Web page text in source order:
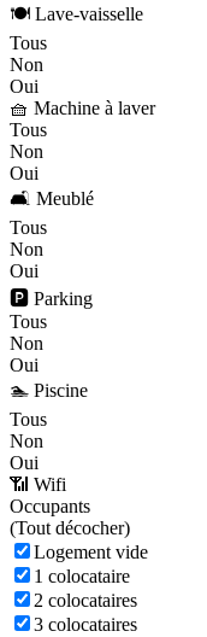
🍽️ Lave-vaisselle
Tous
Non
Oui
🧺 Machine à laver
Tous
Non
Oui
🛋️ Meublé
Tous
Non
Oui
🅿️ Parking
Tous
Non
Oui
🏊 Piscine
Tous
Non
Oui
📶 Wifi
Occupants
(Tout décocher)
Logement vide
1 colocataire
2 colocataires
3 colocataires